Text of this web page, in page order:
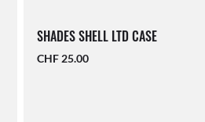
SHADES SHELL LTD CASE
CHF 25.00